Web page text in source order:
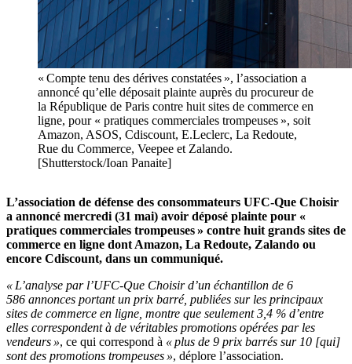
« Compte tenu des dérives constatées », l’association a
annoncé qu’elle déposait plainte auprès du procureur de
la République de Paris contre huit sites de commerce en
ligne, pour « pratiques commerciales trompeuses », soit
Amazon, ASOS, Cdiscount, E.Leclerc, La Redoute,
Rue du Commerce, Veepee et Zalando.
[Shutterstock/Ioan Panaite]
L’association de défense des consommateurs UFC-Que Choisir
a annoncé mercredi (31 mai) avoir déposé plainte pour «
pratiques commerciales trompeuses » contre huit grands sites de
commerce en ligne dont Amazon, La Redoute, Zalando ou
encore Cdiscount, dans un communiqué.
« L’analyse par l’UFC-Que Choisir d’un échantillon de 6
586 annonces portant un prix barré, publiées sur les principaux
sites de commerce en ligne, montre que seulement 3,4 % d’entre
elles correspondent à de véritables promotions opérées par les
vendeurs », ce qui correspond à « plus de 9 prix barrés sur 10 [qui]
sont des promotions trompeuses », déplore l’association.